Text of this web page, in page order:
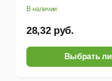
В наличии
28,32 руб.
Выбрать